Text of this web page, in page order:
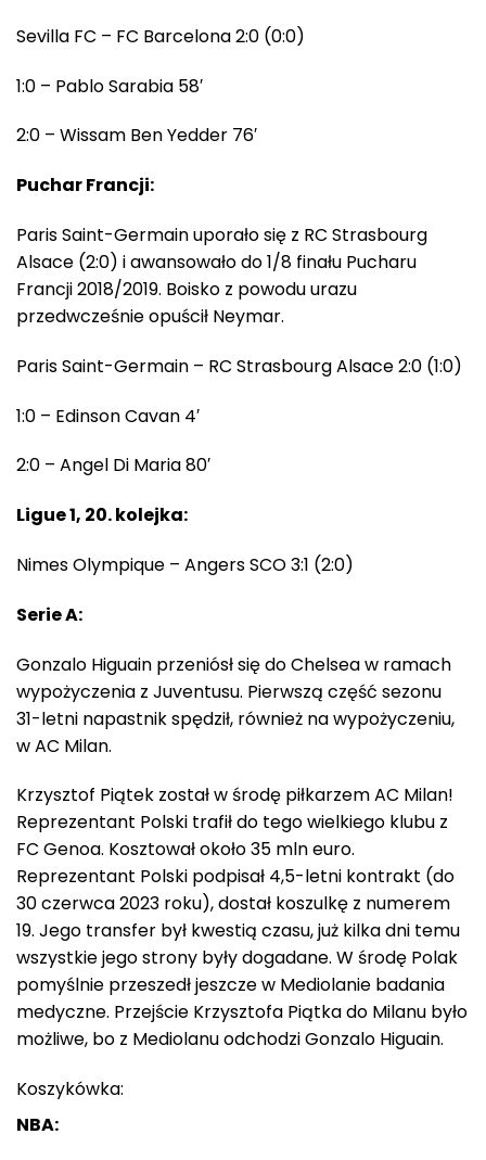
Sevilla FC – FC Barcelona 2:0 (0:0)
1:0 – Pablo Sarabia 58′
2:0 – Wissam Ben Yedder 76′
Puchar Francji:
Paris Saint-Germain uporało się z RC Strasbourg
Alsace (2:0) i awansowało do 1/8 finału Pucharu
Francji 2018/2019. Boisko z powodu urazu
przedwcześnie opuścił Neymar.
Paris Saint-Germain – RC Strasbourg Alsace 2:0 (1:0)
1:0 – Edinson Cavan 4′
2:0 – Angel Di Maria 80′
Ligue 1, 20. kolejka:
Nimes Olympique – Angers SCO 3:1 (2:0)
Serie A:
Gonzalo Higuain przeniósł się do Chelsea w ramach
wypożyczenia z Juventusu. Pierwszą część sezonu
31-letni napastnik spędził, również na wypożyczeniu,
w AC Milan.
Krzysztof Piątek został w środę piłkarzem AC Milan!
Reprezentant Polski trafił do tego wielkiego klubu z
FC Genoa. Kosztował około 35 mln euro.
Reprezentant Polski podpisał 4,5-letni kontrakt (do
30 czerwca 2023 roku), dostał koszulkę z numerem
19. Jego transfer był kwestią czasu, już kilka dni temu
wszystkie jego strony były dogadane. W środę Polak
pomyślnie przeszedł jeszcze w Mediolanie badania
medyczne. Przejście Krzysztofa Piątka do Milanu było
możliwe, bo z Mediolanu odchodzi Gonzalo Higuain.
Koszykówka:
NBA: